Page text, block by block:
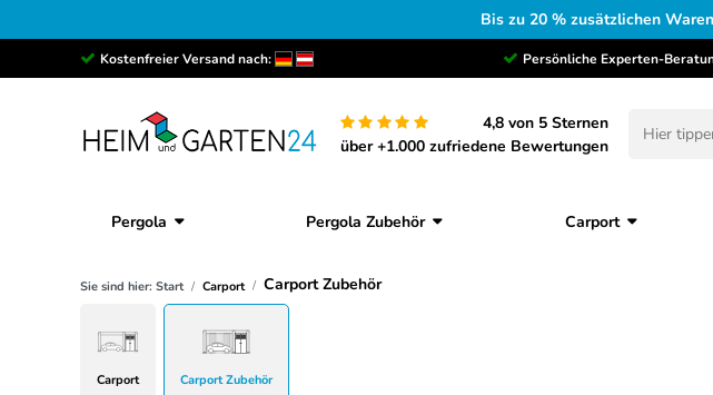
Bis zu 20 % zusätzlichen
Kostenfreier Versand nach: Persönliche Experten-
4,8 von 5 Sternen
über +1.000 zufriedene Bewertungen
Pergola Pergola Zubehör Carport
Sie sind hier: Start Carport Carport Zubehör
Carport Carport Zubehör